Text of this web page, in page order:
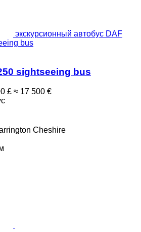
экскурсионный автобус DAF
bus
sightseeing bus
£ ≈ 17 500 €
Cheshire